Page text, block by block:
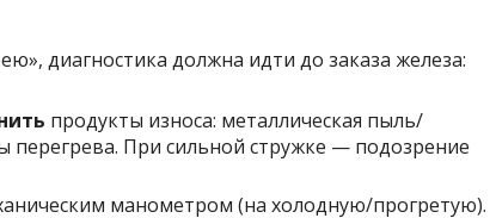
диагностика должна идти до заказа железа:
продукты износа: металлическая пыль/
перегрева. При сильной стружке — подозрение
манометром (на холодную/прогретую).